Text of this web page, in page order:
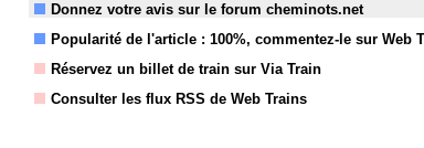
Donnez votre avis sur le forum cheminots.net
Popularité de l'article : 100%, commentez-le sur Web
Réservez un billet de train sur Via Train
Consulter les flux RSS de Web Trains